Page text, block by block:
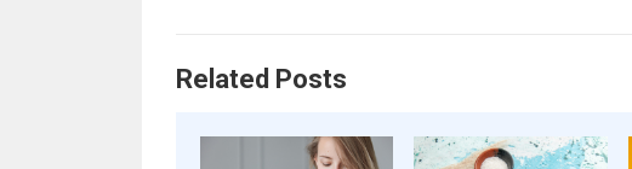
Related Posts